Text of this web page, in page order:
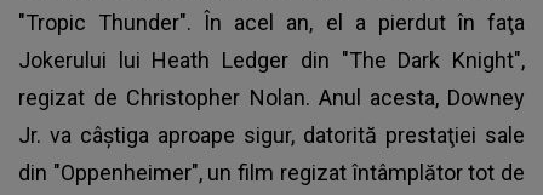
"Tropic Thunder". În acel an, el a pierdut în faţa
Jokerului lui Heath Ledger din "The Dark Knight",
regizat de Christopher Nolan. Anul acesta, Downey
Jr. va câştiga aproape sigur, datorită prestaţiei sale
din "Oppenheimer", un film regizat întâmplător tot de